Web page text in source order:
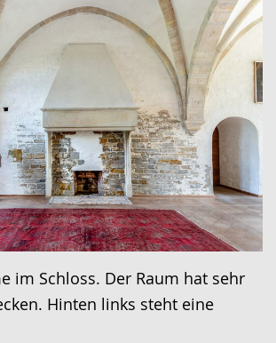
im Schloss. Der Raum hat sehr
Hinten links steht eine